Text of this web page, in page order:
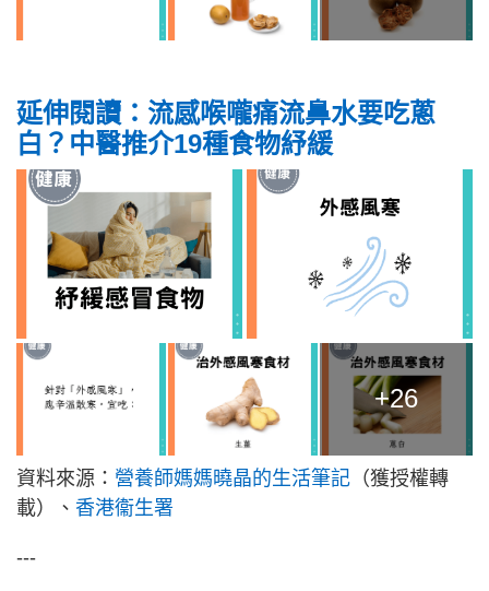
延伸閱讀：流感喉嚨痛流鼻水要吃蔥
白？中醫推介19種食物紓緩
+26
資料來源： 營養師媽媽曉晶的生活筆記 （獲授權轉
載）、 香港衞生署
---